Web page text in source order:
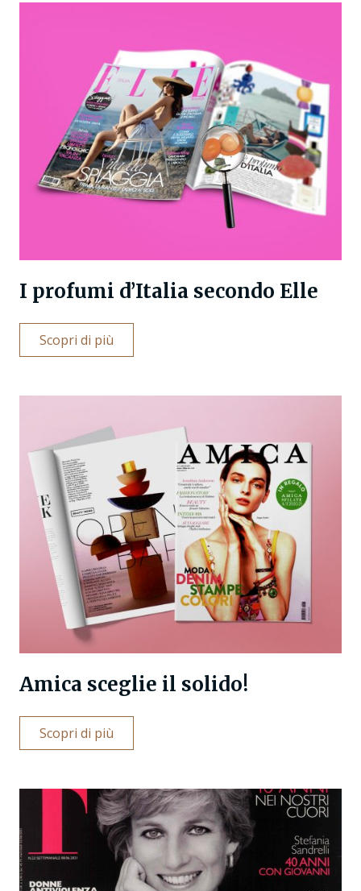
I profumi d’Italia secondo Elle
Scopri di più
Amica sceglie il solido!
Scopri di più